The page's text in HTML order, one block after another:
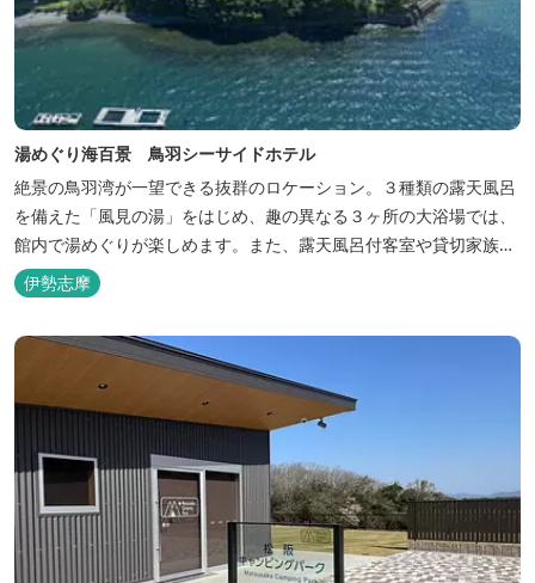
湯めぐり海百景 鳥羽シーサイドホテル
絶景の鳥羽湾が一望できる抜群のロケーション。３種類の露天風呂
を備えた「風見の湯」をはじめ、趣の異なる３ヶ所の大浴場では、
館内で湯めぐりが楽しめます。また、露天風呂付客室や貸切家族風
呂（有料）、足湯に湯上がり処などもございますので、湯浴みの一
日をお過ごしいただけます。 お料理についても、「詩季バイキン
も楽しめます、また海の幸を...
伊勢志摩